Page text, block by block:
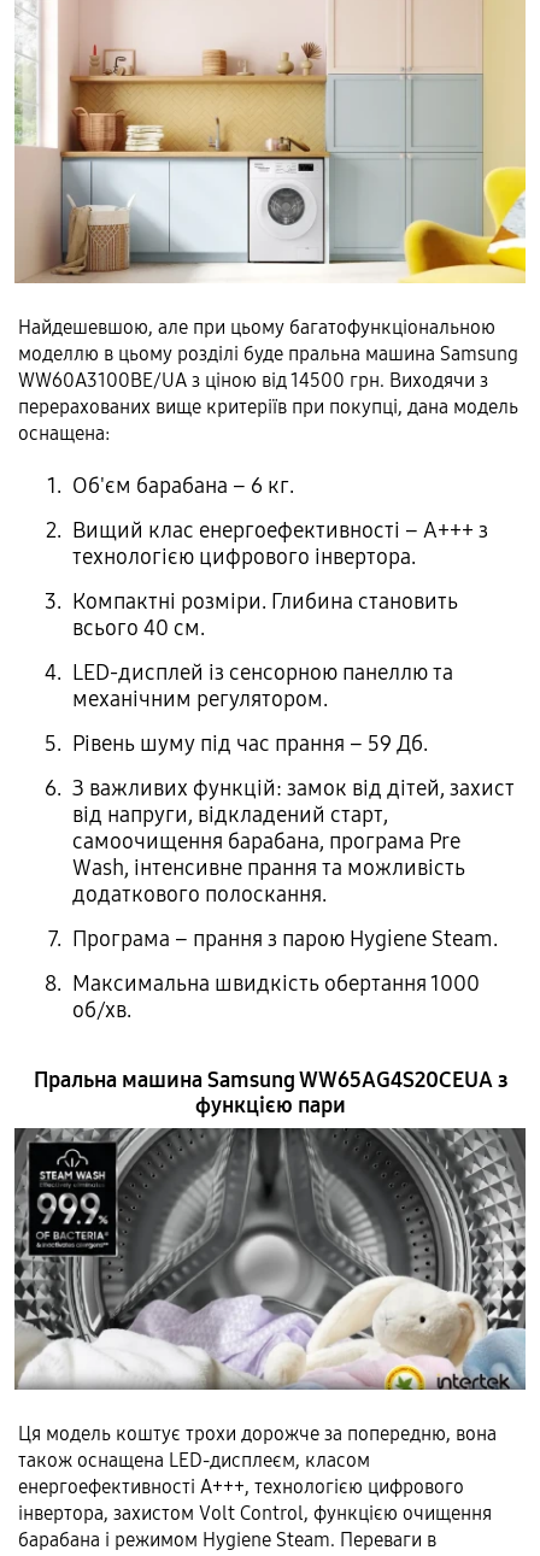
Найдешевшою, але при цьому багатофункціональною
моделлю в цьому розділі буде пральна машина Samsung
WW60A3100BE/UA з ціною від 14500 грн. Виходячи з
перерахованих вище критеріїв при покупці, дана модель
оснащена:
Об'єм барабана – 6 кг.
Вищий клас енергоефективності – A+++ з
технологією цифрового інвертора.
Компактні розміри. Глибина становить
всього 40 см.
LED-дисплей із сенсорною панеллю та
механічним регулятором.
Рівень шуму під час прання – 59 Дб.
З важливих функцій: замок від дітей, захист
від напруги, відкладений старт,
самоочищення барабана, програма Pre
Wash, інтенсивне прання та можливість
додаткового полоскання.
Програма – прання з парою Hygiene Steam.
Максимальна швидкість обертання 1000
об/хв.
Пральна машина Samsung WW65AG4S20CEUA з
функцією пари
Ця модель коштує трохи дорожче за попередню, вона
також оснащена LED-дисплеєм, класом
енергоефективності А+++, технологією цифрового
інвертора, захистом Volt Control, функцією очищення
барабана і режимом Hygiene Steam. Переваги в